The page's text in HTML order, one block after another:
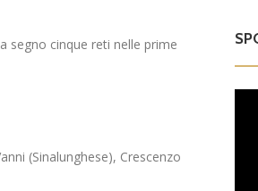
segno cinque reti nelle prime
(Sinalunghese), Crescenzo